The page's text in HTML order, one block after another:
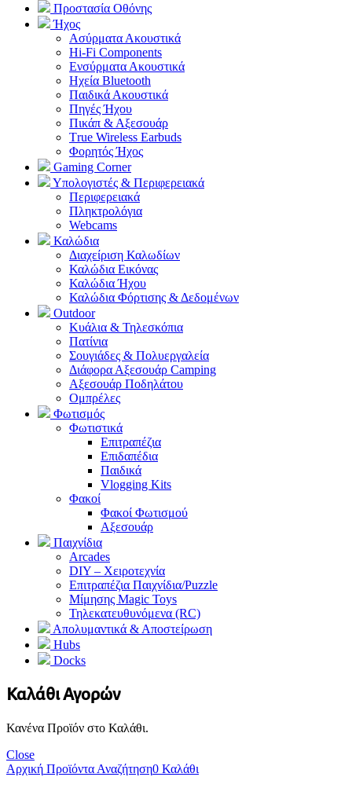
Προστασία Οθόνης
Ήχος
Ασύρματα Ακουστικά
Hi-Fi Components
Ενσύρματα Ακουστικά
Ηχεία Bluetooth
Παιδικά Ακουστικά
Πηγές Ήχου
Πικάπ & Αξεσουάρ
Τrue Wireless Earbuds
Φορητός Ήχος
Gaming Corner
Υπολογιστές & Περιφερειακά
Περιφερειακά
Πληκτρολόγια
Webcams
Καλώδια
Διαχείριση Καλωδίων
Καλώδια Εικόνας
Καλώδια Ήχου
Καλώδια Φόρτισης & Δεδομένων
Outdoor
Κυάλια & Τηλεσκόπια
Πατίνια
Σουγιάδες & Πολυεργαλεία
Διάφορα Αξεσουάρ Camping
Αξεσουάρ Ποδηλάτου
Ομπρέλες
Φωτισμός
Φωτιστικά
Επιτραπέζια
Επιδαπέδια
Παιδικά
Vlogging Kits
Φακοί
Φακοί Φωτισμού
Αξεσουάρ
Παιχνίδια
Arcades
DIY – Χειροτεχνία
Επιτραπέζια Παιχνίδια/Puzzle
Μίμησης Magic Toys
Τηλεκατευθυνόμενα (RC)
Απολυμαντικά & Αποστείρωση
Hubs
Docks
Καλάθι Αγορών
Κανένα Προϊόν στο Καλάθι.
Close
Αρχική ΠροϊόνταΑναζήτηση0 Καλάθι